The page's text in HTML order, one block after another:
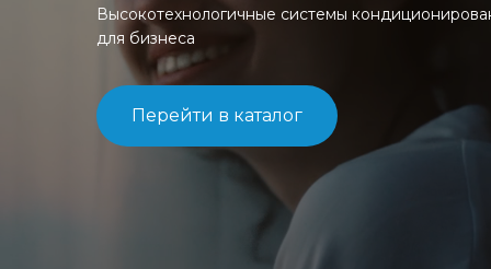
Высокотехнологичные системы
для бизнеса
Перейти в каталог